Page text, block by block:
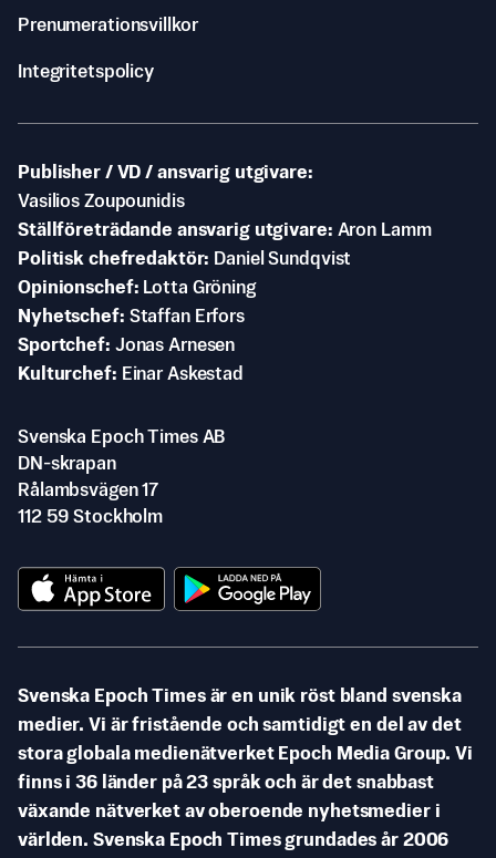
Prenumerationsvillkor
Integritetspolicy
Publisher / VD / ansvarig utgivare
Vasilios Zoupounidis
Ställföreträdande ansvarig utgivare Aron Lamm
Politisk chefredaktör
Daniel Sundqvist
Opinionschef
Lotta Gröning
Nyhetschef Staffan Erfors
Sportchef Jonas Arnesen
Kulturchef
Einar Askestad
Svenska Epoch Times AB
DN-skrapan
Rålambsvägen 17
112 59 Stockholm
Svenska Epoch Times är en unik röst bland svenska
medier. Vi är fristående och samtidigt en del av det
stora globala medienätverket Epoch Media Group. Vi
finns i 36 länder på 23 språk och är det snabbast
växande nätverket av oberoende nyhetsmedier i
världen. Svenska Epoch Times grundades år 2006